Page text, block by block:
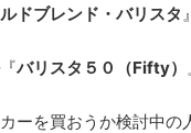
ドブレンド・バリスタ 』
『バリスタ５０（Fifty）
ーを買おうか検討中の